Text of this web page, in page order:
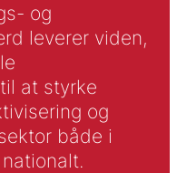
og
leverer viden,
at styrke
og
både i